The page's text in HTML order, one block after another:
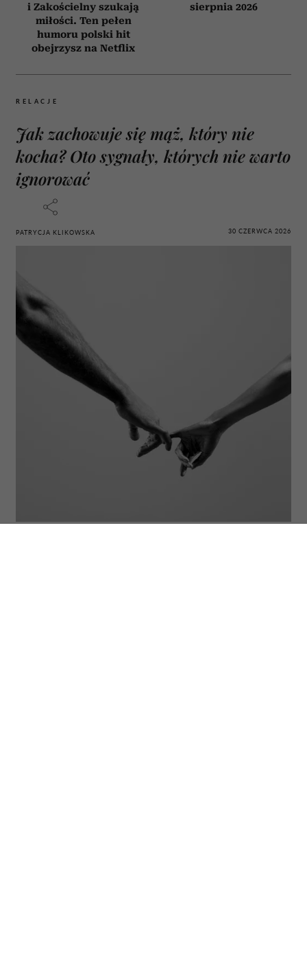
i Zakościelny szukają
miłości. Ten pełen
humoru polski hit
obejrzysz na Netflix
sierpnia 2026
RELACJE
Jak zachowuje się mąż, który nie
kocha? Oto sygnały, których nie warto
ignorować
PATRYCJA KLIKOWSKA 30 CZERWCA 2026